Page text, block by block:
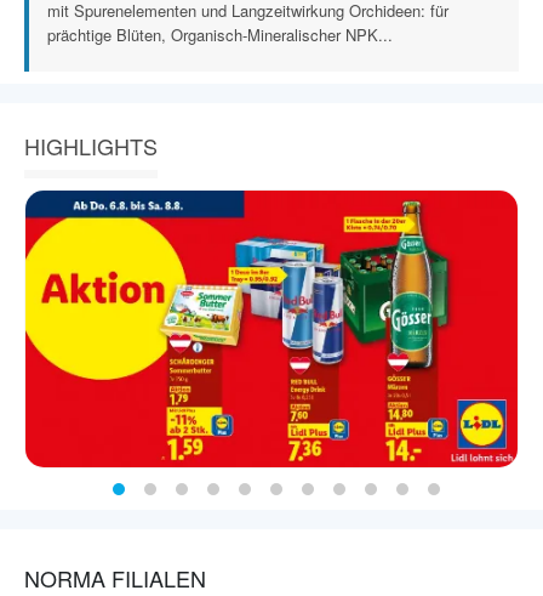
mit Spurenelementen und Langzeitwirkung Orchideen: für
prächtige Blüten, Organisch-Mineralischer NPK...
HIGHLIGHTS
NORMA FILIALEN